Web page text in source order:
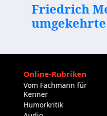
Friedrich
Online-Rubriken
Vom Fachmann für
Kenner
Humorkritik